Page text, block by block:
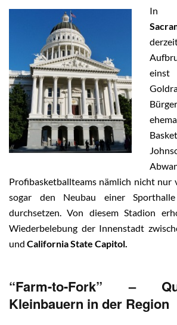
Profibasketballteams nämlich nicht nur
sogar den Neubau einer
durchsetzen. Von diesem Stadion
Wiederbelebung der Innenstadt
und California State Capitol.
“Farm-to-Fork” –
Kleinbauern in der Region